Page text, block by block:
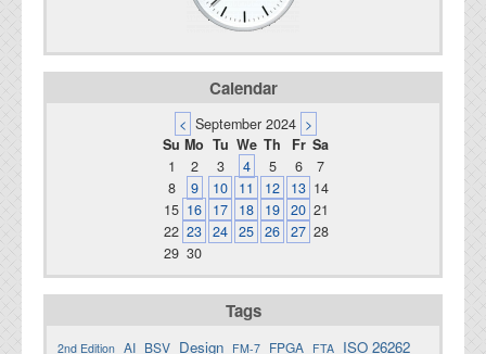
Calendar
< September 2024 >
Su Mo Tu We Th Fr Sa
1
2 3 4 5 6
7
8
9 10 11 12 13 14
15 16 17 18 19 20 21
22 23 24 25 26 27 28
29 30
Tags
2nd Edition AI BSV Design FM-7 FPGA FTA ISO 26262